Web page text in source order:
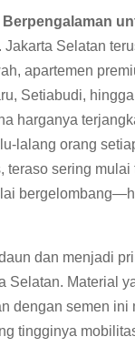
Berpengalaman
. Jakarta Selatan
apartemen
Setiabudi,
harganya
lalang orang
teraso sering
dan menjadi
Selatan. Material
dengan semen
tingginya